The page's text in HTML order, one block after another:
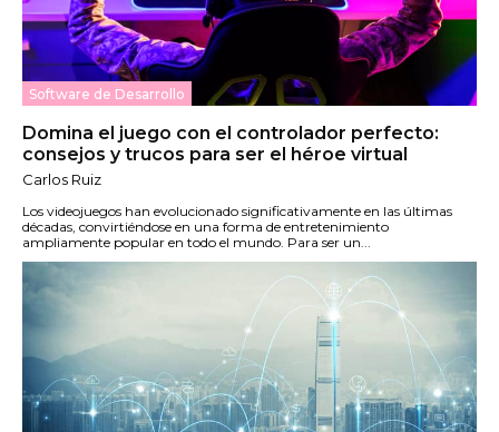
Software de Desarrollo
Domina el juego con el controlador perfecto:
consejos y trucos para ser el héroe virtual
Carlos Ruiz
Los videojuegos han evolucionado significativamente en las últimas
décadas, convirtiéndose en una forma de entretenimiento
ampliamente popular en todo el mundo. Para ser un...